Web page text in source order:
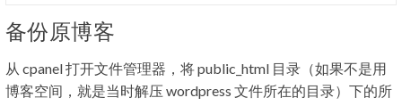
备份原博客
从 cpanel 打开文件管理器，将 public_html 目录（如果不是用
博客空间，就是当时解压 wordpress 文件所在的目录）下的所